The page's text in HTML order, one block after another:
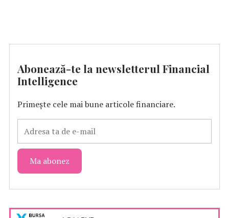
Abonează-te la newsletterul Financial
Intelligence
Primește cele mai bune articole financiare.